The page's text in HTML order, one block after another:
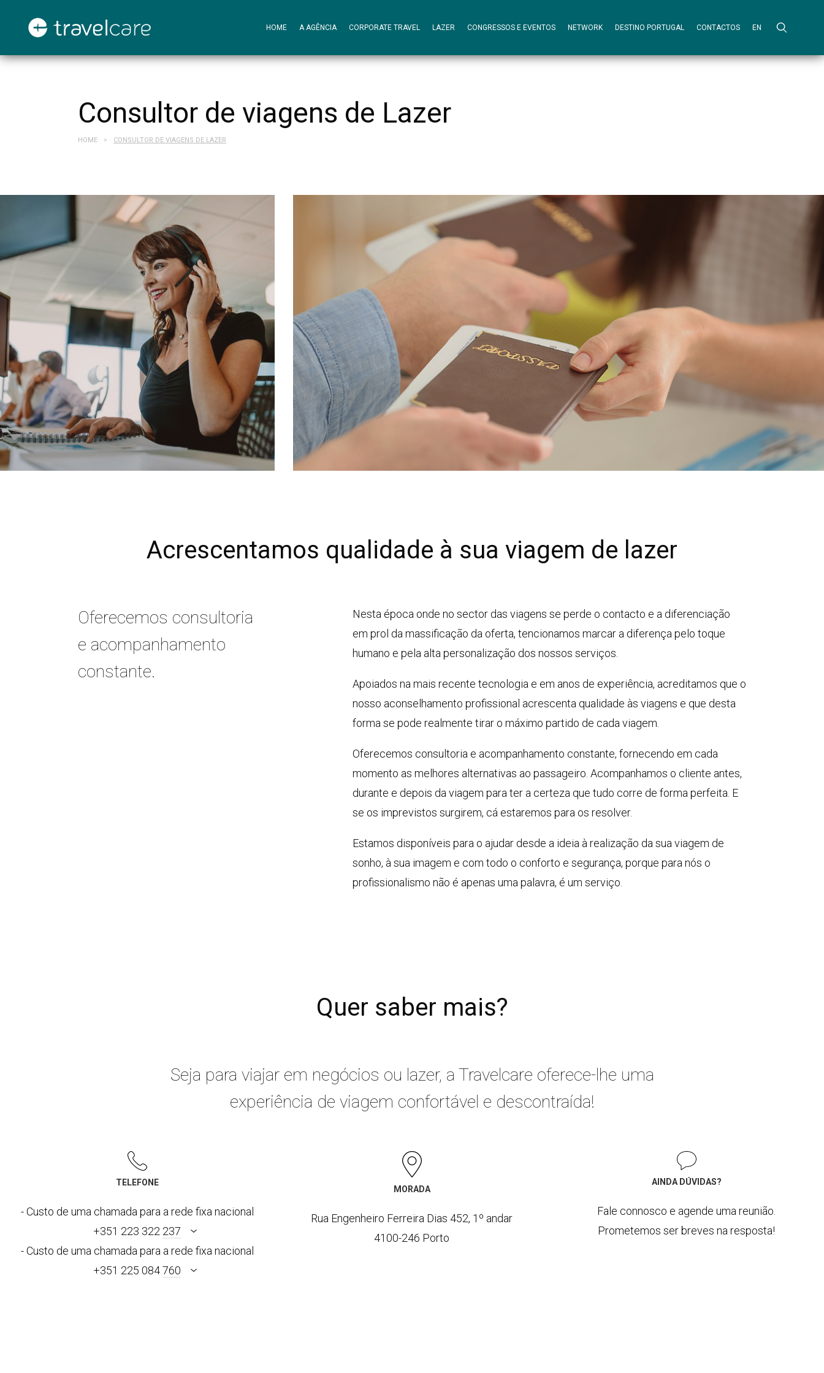
HOME A AGÊNCIA CORPORATE TRAVEL LAZER CONGRESSOS E EVENTOS NETWORK DESTINO PORTUGAL CONTACTOS EN
Consultor de viagens de Lazer
HOME > CONSULTOR DE VIAGENS DE LAZER
Acrescentamos qualidade à sua viagem de lazer
Oferecemos consultoria
e acompanhamento
constante.
Nesta época onde no sector das viagens se perde o contacto e a diferenciação
em prol da massificação da oferta, tencionamos marcar a diferença pelo toque
humano e pela alta personalização dos nossos serviços.
Apoiados na mais recente tecnologia e em anos de experiência, acreditamos que o
nosso aconselhamento profissional acrescenta qualidade às viagens e que desta
forma se pode realmente tirar o máximo partido de cada viagem.
Oferecemos consultoria e acompanhamento constante, fornecendo em cada
momento as melhores alternativas ao passageiro. Acompanhamos o cliente antes,
durante e depois da viagem para ter a certeza que tudo corre de forma perfeita. E
se os imprevistos surgirem, cá estaremos para os resolver.
Estamos disponíveis para o ajudar desde a ideia à realização da sua viagem de
sonho, à sua imagem e com todo o conforto e segurança, porque para nós o
profissionalismo não é apenas uma palavra, é um serviço.
Quer saber mais?
Seja para viajar em negócios ou lazer, a Travelcare oferece-lhe uma
experiência de viagem confortável e descontraída!
TELEFONE
- Custo de uma chamada para a rede fixa nacional
+351 223 322 237
- Custo de uma chamada para a rede fixa nacional
+351 225 084760
MORADA
Rua Engenheiro Ferreira Dias 452, 1º andar
4100-246 Porto
AINDA DÚVIDAS?
Fale connosco e agende uma reunião.
Prometemos ser breves na resposta!